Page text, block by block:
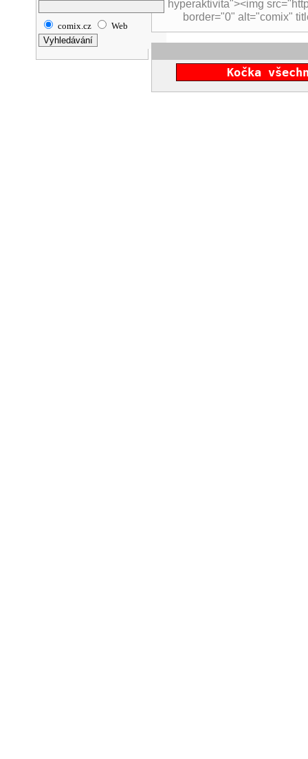
comix.cz Web
hyperaktivita"><img
border="0" alt="comix"
Kočka